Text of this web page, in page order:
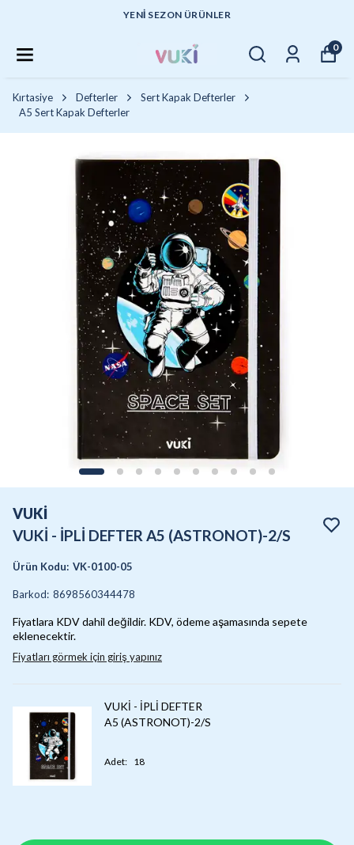
YENI SEZON ÜRÜNLER
0
Kırtasiye Defterler
Sert Kapak Defterler
A5 Sert Kapak Defterler
VUKİ
VUKİ - İPLİ DEFTER A5 (ASTRONOT)-2/S
Ürün Kodu: VK-0100-05
Barkod: 8698560344478
Fiyatlara KDV dahil değildir. KDV, ödeme aşamasında sepete
eklenecektir.
Fiyatları görmek için giriş yapınız
VUKİ - İPLİ DEFTER
A5 (ASTRONOT)-2/S
Adet: 18